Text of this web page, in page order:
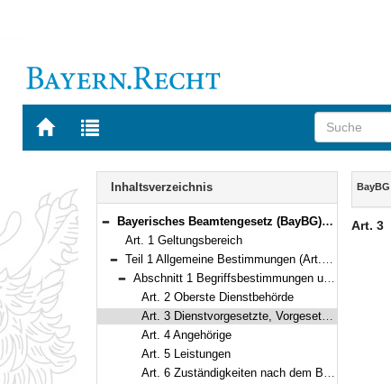
Zur
BAYERN.RECHT
Zur
letzten
Navigation
Inhaltsverzeichnis
Bereich reduzieren
Bayerisches Beamtengesetz (BayBG) Vom 29. Juli 2008 (GVBl. S. 500) BayRS 2030-1-1-F (Art. 1–147)
Art. 1 Geltungsbereich
Bereich reduzieren
Teil 1 Allgemeine Bestimmungen (Art. 2–17)
Bereich reduzieren
Abschnitt 1 Begriffsbestimmungen und Zuständigkeiten (Art. 2–6)
Art. 2 Oberste Dienstbehörde
Art. 3 Dienstvorgesetzte, Vorgesetzte
Art. 4 Angehörige
Art. 5 Leistungen
Art. 6 Zuständigkeiten nach dem Beamtenstatusgesetz
Inhalt
BayBG
Art. 3